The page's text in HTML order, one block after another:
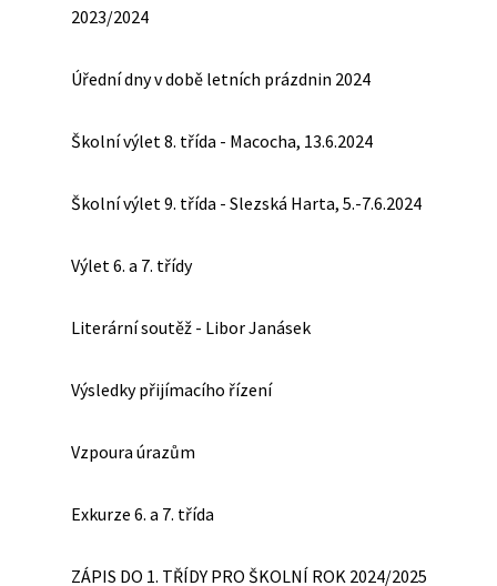
2023/2024
Úřední dny v době letních prázdnin 2024
Školní výlet 8. třída - Macocha, 13.6.2024
Školní výlet 9. třída - Slezská Harta, 5.-7.6.2024
Výlet 6. a 7. třídy
Literární soutěž - Libor Janásek
Výsledky přijímacího řízení
Vzpoura úrazům
Exkurze 6. a 7. třída
ZÁPIS DO 1. TŘÍDY PRO ŠKOLNÍ ROK 2024/2025